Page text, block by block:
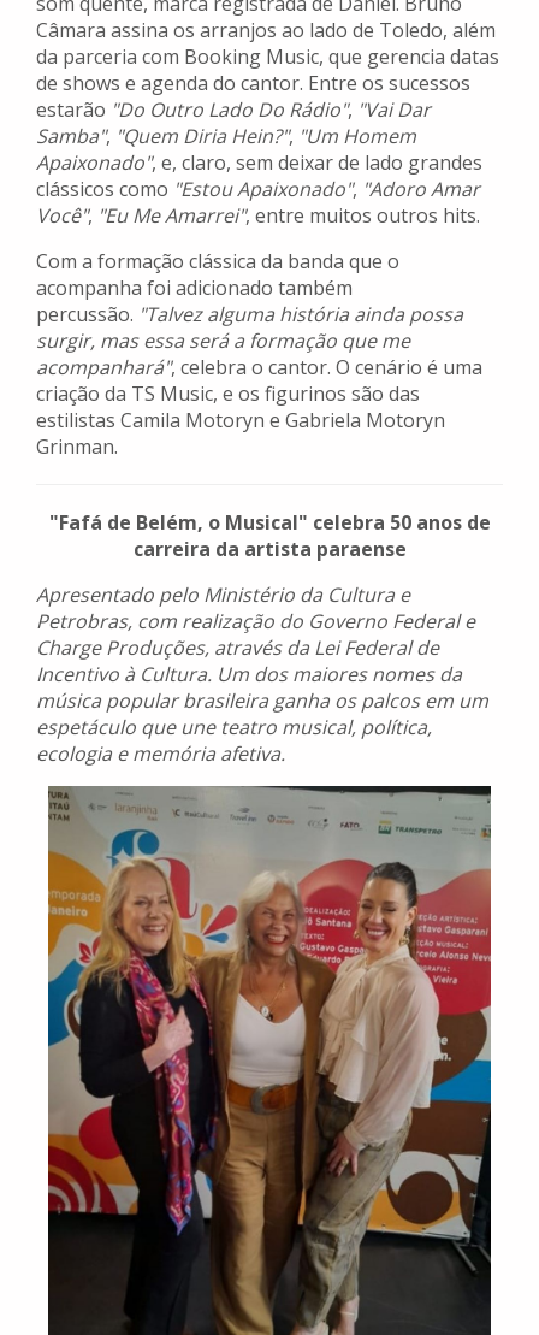
Câmara assina os arranjos ao lado de Toledo, além
da parceria com Booking Music, que gerencia datas
de shows e agenda do cantor. Entre os sucessos
estarão "Do Outro Lado Do Rádio", "Vai Dar
Samba", "Quem Diria Hein?", "Um Homem
Apaixonado", e, claro, sem deixar de lado grandes
clássicos como "Estou Apaixonado", "Adoro Amar
Você", "Eu Me Amarrei", entre muitos outros hits.
Com a formação clássica da banda que o
acompanha foi adicionado também
percussão. "Talvez alguma história ainda possa
surgir, mas essa será a formação que me
acompanhará", celebra o cantor. O cenário é uma
criação da TS Music, e os figurinos são das
estilistas Camila Motoryn e Gabriela Motoryn
Grinman.
"Fafá de Belém, o Musical" celebra 50 anos de
carreira da artista paraense
Apresentado pelo Ministério da Cultura e
Petrobras, com realização do Governo Federal e
Charge Produções, através da Lei Federal de
Incentivo à Cultura. Um dos maiores nomes da
música popular brasileira ganha os palcos em um
espetáculo que une teatro musical, política,
ecologia e memória afetiva.